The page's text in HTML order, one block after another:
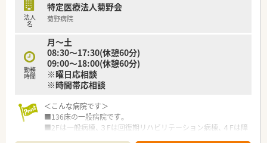
法人
名
特定医療法人菊野会
菊野病院
勤務
時間
月～土
08:30～17:30(休憩60分)
09:00～18:00(休憩60分)
※曜日応相談
※時間帯応相談
＜こんな病院です＞
■136床の一般病院です。
■2Fは一般病棟、３Fは回復期リハビリテーション病棟、４Fは障